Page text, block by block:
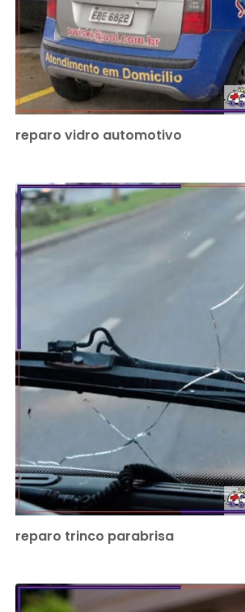
reparo vidro automotivo
reparo trinco parabrisa